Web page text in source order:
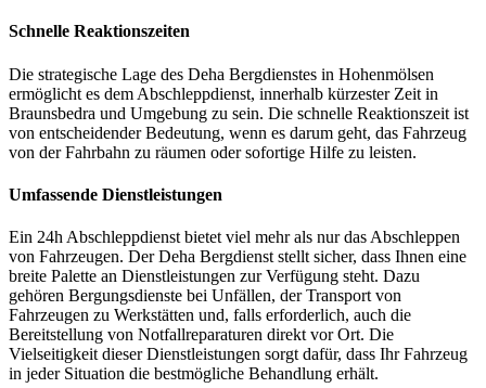
Schnelle Reaktionszeiten
Die strategische Lage des Deha Bergdienstes in Hohenmölsen
ermöglicht es dem Abschleppdienst, innerhalb kürzester Zeit in
Braunsbedra und Umgebung zu sein. Die schnelle Reaktionszeit ist
von entscheidender Bedeutung, wenn es darum geht, das Fahrzeug
von der Fahrbahn zu räumen oder sofortige Hilfe zu leisten.
Umfassende Dienstleistungen
Ein 24h Abschleppdienst bietet viel mehr als nur das Abschleppen
von Fahrzeugen. Der Deha Bergdienst stellt sicher, dass Ihnen eine
breite Palette an Dienstleistungen zur Verfügung steht. Dazu
gehören Bergungsdienste bei Unfällen, der Transport von
Fahrzeugen zu Werkstätten und, falls erforderlich, auch die
Bereitstellung von Notfallreparaturen direkt vor Ort. Die
Vielseitigkeit dieser Dienstleistungen sorgt dafür, dass Ihr Fahrzeug
in jeder Situation die bestmögliche Behandlung erhält.